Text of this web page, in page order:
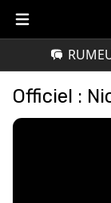
Officiel :